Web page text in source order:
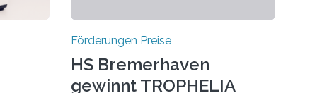
Förderungen Preise
HS Bremerhaven
gewinnt TROPHELIA